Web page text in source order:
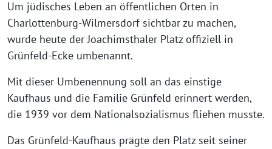
Um jüdisches Leben an öffentlichen Orten in
Charlottenburg-Wilmersdorf sichtbar zu machen,
wurde heute der Joachimsthaler Platz offiziell in
Grünfeld-Ecke umbenannt.
Mit dieser Umbenennung soll an das einstige
Kaufhaus und die Familie Grünfeld erinnert werden,
die 1939 vor dem Nationalsozialismus fliehen musste.
Das Grünfeld-Kaufhaus prägte den Platz seit seiner